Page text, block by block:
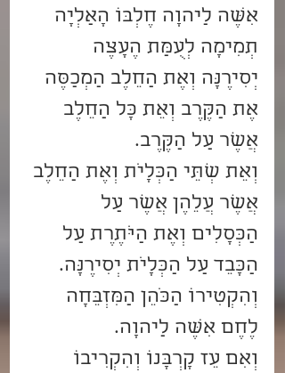
אִשֶּׁה לַיהוָה חֶלְבּוֹ הָאַלְיָה
תְמִימָה לְעֻמַּת הֶעָצֶה
יְסִירֶנָּה וְאֶת הַחֵלֶב הַמְכַסֶּה
אֶת הַקֶּרֶב וְאֵת כָּל הַחֵלֶב
אֲשֶׁר עַל הַקֶּרֶב.
וְאֵת שְׁתֵּי הַכְּלָיֹת וְאֶת הַחֵלֶב
אֲשֶׁר עֲלֵהֶן אֲשֶׁר עַל
הַכְּסָלִים וְאֶת הַיֹּתֶרֶת עַל
הַכָּבֵד עַל הַכְּלָיֹת יְסִירֶנָּה.
וְהִקְטִירוֹ הַכֹּהֵן הַמִּזְבֵּחָה
לֶחֶם אִשֶּׁה לַיהוָה.
וְאִם עֵז קָרְבָּנוֹ וְהִקְרִיבוֹ